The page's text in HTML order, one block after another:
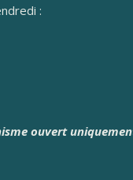
:
ouvert